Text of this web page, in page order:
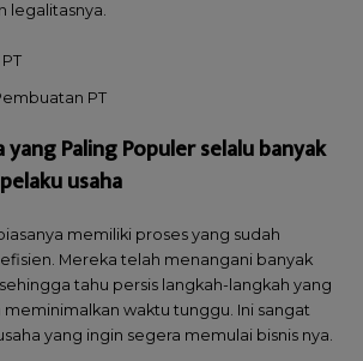
legalitasnya.
PT
yang Paling Populer selalu banyak
usaha
memiliki proses yang sudah
Mereka telah menangani banyak
tahu persis langkah-langkah yang
meminimalkan waktu tunggu. Ini sangat
yang ingin segera memulai bisnis nya.